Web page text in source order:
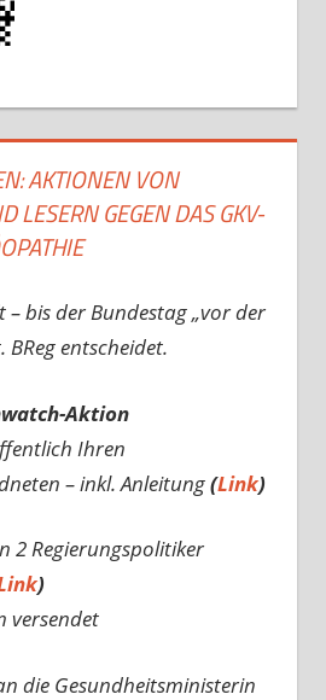
AKTIONEN VON
LESERN GEGEN DAS GKV-
bis der Bundestag „vor der
entscheidet.
Aktion
Ihren
– inkl. Anleitung(Link)
2 Regierungspolitiker
)
versendet
die Gesundheitsministerin